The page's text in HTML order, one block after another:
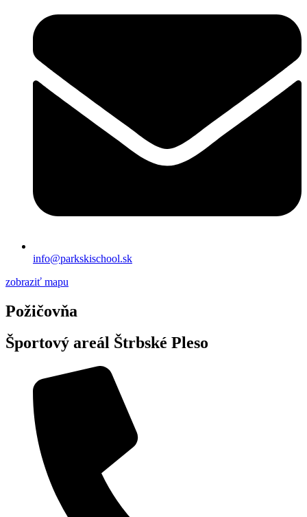
info@parkskischool.sk
zobraziť mapu
Požičovňa
Športový areál Štrbské Pleso